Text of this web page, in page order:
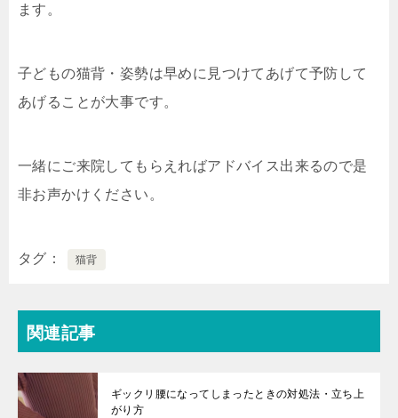
ます。
子どもの猫背・姿勢は早めに見つけてあげて予防して
あげることが大事です。
一緒にご来院してもらえればアドバイス出来るので是
非お声かけください。
タグ 猫背
関連記事
ギックリ腰になってしまったときの対処法・立ち上
がり方